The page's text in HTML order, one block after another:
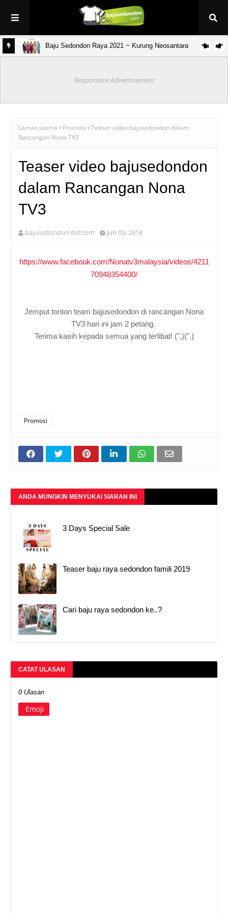
Baju Sedondon Raya 2021 ~ Kurung Neosantara
Responsive Advertisement
Laman utama Promosi
Teaser video bajusedondon dalam
Rancangan Nona TV3
Teaser video bajusedondon
dalam Rancangan Nona
TV3
bajusedondon dotcom Jun 03, 2018
https://www.facebook.com/Nonatv3malaysia/videos/4211
70948354400/
Jemput tonton team bajusedondon di rancangan Nona
TV3 hari ini jam 2 petang.
Terima kasih kepada semua yang terlibat! (",)(",)
Promosi
ANDA MUNGKIN MENYUKAI SIARAN INI
3 Days Special Sale
Teaser baju raya sedondon famili 2019
Cari baju raya sedondon ke..?
CATAT ULASAN
0 Ulasan
Emoji